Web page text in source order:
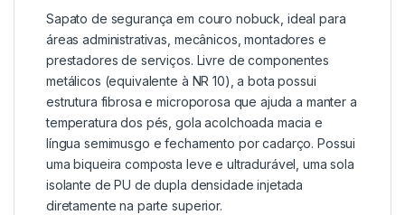
Sapato de segurança em couro nobuck, ideal para
áreas administrativas, mecânicos, montadores e
prestadores de serviços. Livre de componentes
metálicos (equivalente à NR 10), a bota possui
estrutura fibrosa e microporosa que ajuda a manter a
temperatura dos pés, gola acolchoada macia e
língua semimusgo e fechamento por cadarço. Possui
uma biqueira composta leve e ultradurável, uma sola
isolante de PU de dupla densidade injetada
diretamente na parte superior.